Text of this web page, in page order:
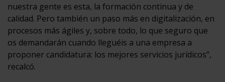
nuestra gente es esta, la formación continua y de
calidad. Pero también un paso más en digitalización, en
procesos más ágiles y, sobre todo, lo que seguro que
os demandarán cuando lleguéis a una empresa a
proponer candidatura: los mejores servicios jurídicos”,
recalcó.